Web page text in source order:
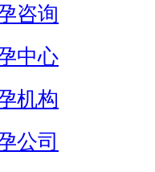
咨询
中心
机构
公司